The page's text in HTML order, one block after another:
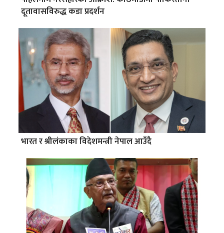
दूतावासविरुद्ध कडा प्रदर्शन
भारत र श्रीलंकाका विदेशमन्त्री नेपाल आउँदै